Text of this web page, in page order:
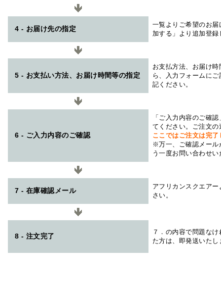
4 - お届け先の指定
一覧よりご希望のお
加する」より追加登
5 - お支払い方法、お届け時間等の指定
お支払方法、お届け
ら、入力フォームに
記ください。
6 - ご入力内容のご確認
「ご入力内容のご確
てください。ご注文
ここではご注文は完
※万一、ご確認メール
う一度お問い合わせ
7 - 在庫確認メール
アフリカンスクエアー
さい。
8 - 注文完了
７．の内容で問題な
た方は、即発送いたし